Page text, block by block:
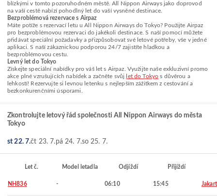
blízkými v tomto pozoruhodném městě. All Nippon Airways jako doprovod
na vaší cestě nabízí pohodlný let do vaší vysněné destinace.
Bezproblémová rezervace s Airpaz
Máte potíže s rezervací letu u All Nippon Airways do Tokyo? Použijte Airpaz
pro bezproblémovou rezervaci do jakékoli destinace. S naší pomocí můžete
přidávat speciální požadavky a přizpůsobovat své letové potřeby, vše v jedné
aplikaci. S naší zákaznickou podporou 24/7 zajistíte hladkou a
bezproblémovou cestu.
Levný let do Tokyo
Získejte speciální nabídky pro váš let s Airpaz. Využijte naše exkluzivní promo
akce plné vzrušujících nabídek a začněte svůj
let do Tokyo s důvěrou a
lehkostí! Rezervujte si levnou letenku s nejlepším zážitkem z cestování a
bezkonkurenčními úsporami.
Zkontrolujte letový řád společnosti All Nippon Airways do města
Tokyo
st 22. 7.čt 23. 7.pá 24. 7.so 25. 7.
Let č. Model letadla Odjíždí Přijíždí
NH836 - 06:10 15:45